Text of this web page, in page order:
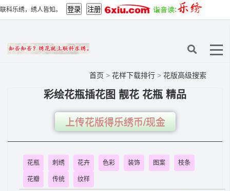
联科乐绣，绣人皆知。
首页 > 花样下载排行 > 花版高级搜索
彩绘花瓶插花图 靓花 花瓶 精品
上传花版得乐绣币/现金
花瓶 刺绣 花卉 色彩 装饰 图案 枝条
花瓣 传统 纹样